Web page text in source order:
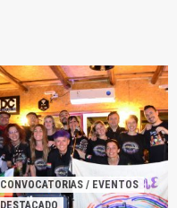
CONVOCATORIAS / EVENTOS
DESTACADO